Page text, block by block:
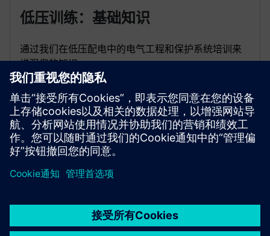
低压训练：基础知识
通过我们在低压配电中的电气工程和保护系统培训来
增强您的知识。
前往课程